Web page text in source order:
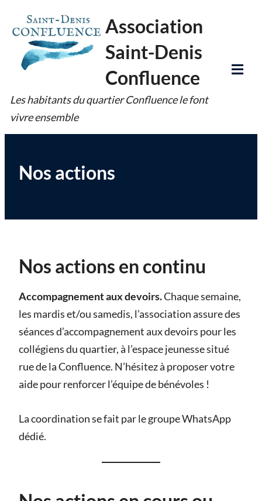
to
content
Association
Saint-Denis
Confluence
Les habitants du quartier Confluence le font
vivre ensemble
Nos actions
Nos actions en continu
Accompagnement aux devoirs.Chaque semaine,
les mardis et/ou samedis, l’association assure des
séances d’accompagnement aux devoirs pour les
collégiens du quartier, à l’espace jeunesse situé
rue de la Confluence. N’hésitez à proposer votre
aide pour renforcer l’équipe de bénévoles !
La coordination se fait par le groupe WhatsApp
dédié.